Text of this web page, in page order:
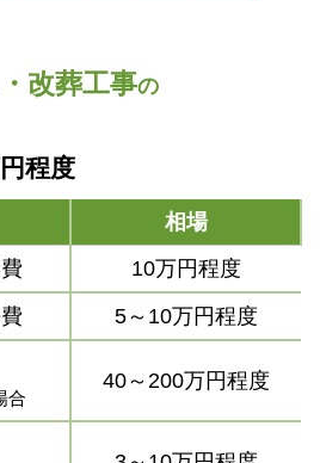
改葬工事の
程度
相場
10万円程度
5～10万円程度
合
40～200万円程度